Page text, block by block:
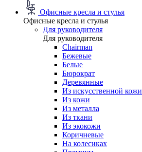
Офисные кресла и стулья
Офисные кресла и стулья
Для руководителя
Для руководителя
Chairman
Бежевые
Белые
Бюрократ
Деревянные
Из искусственной кожи
Из кожи
Из металла
Из ткани
Из экокожи
Коричневые
На колесиках